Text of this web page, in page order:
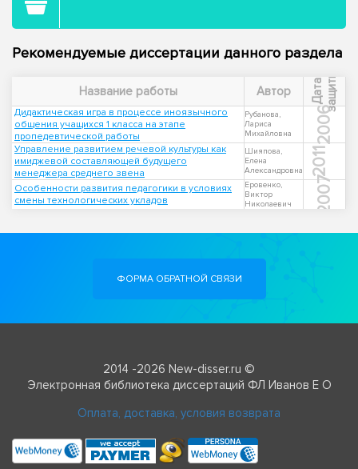
Рекомендуемые диссертации данного раздела
Название работы Автор Д
а
т
а
з
а
щ
и
т ы
Дидактическая игра в процессе иноязычного
общения учащихся 1 класса на этапе
пропедевтической работы
Рубанова,
Лариса
Михайловна
2006
Управление развитием речевой культуры как
имиджевой составляющей будущего
менеджера среднего звена
Шияпова,
Елена
Александровна
2011
Особенности развития педагогики в условиях
смены технологических укладов
Еровенко,
Виктор
Николаевич
2007
ФОРМА ОБРАТНОЙ СВЯЗИ
2014 -2026 New-disser.ru ©
Электронная библиотека диссертаций ФЛ Иванов Е О
Оплата, доставка, условия возврата